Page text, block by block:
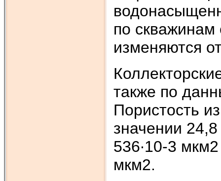
по скважинам
изменяются
также по
Пористость
значении
536∙10-3
мкм2.